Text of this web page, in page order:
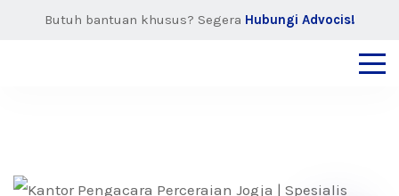
Butuh bantuan khusus? Segera Hubungi Advocis!